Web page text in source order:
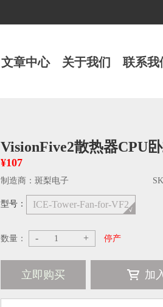
文章中心 关于我们 联系我
VisionFive2散热器CPU
¥107
制造商： 斑梨电子
型号： ICE-Tower-Fan-for-VF2
数量： - + 停产
立即购买 加